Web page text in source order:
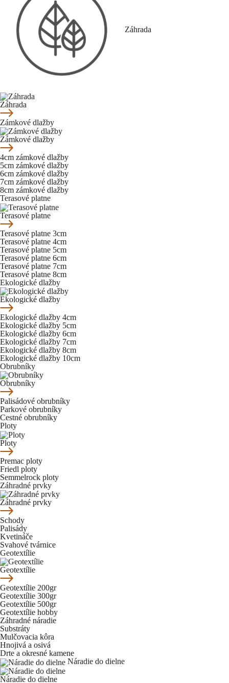
Záhrada
Záhrada
Zámkové dlažby
Zámkové dlažby
4cm zámkové dlažby
5cm zámkové dlažby
6cm zámkové dlažby
7cm zámkové dlažby
8cm zámkové dlažby
Terasové platne
Terasové platne
Terasové platne 3cm
Terasové platne 4cm
Terasové platne 5cm
Terasové platne 6cm
Terasové platne 7cm
Terasové platne 8cm
Ekologické dlažby
Ekologické dlažby
Ekologické dlažby 4cm
Ekologické dlažby 5cm
Ekologické dlažby 6cm
Ekologické dlažby 7cm
Ekologické dlažby 8cm
Ekologické dlažby 10cm
Obrubníky
Obrubníky
Palisádové obrubníky
Parkové obrubníky
Cestné obrubníky
Ploty
Ploty
Premac ploty
Friedl ploty
Semmelrock ploty
Záhradné prvky
Záhradné prvky
Schody
Palisády
Kvetináče
Svahové tvárnice
Geotextílie
Geotextílie
Geotextílie 200gr
Geotextílie 300gr
Geotextílie 500gr
Geotextílie hobby
Záhradné náradie
Substráty
Mulčovacia kôra
Hnojivá a osivá
Drte a okresné kamene
Náradie do dielne
Náradie do dielne